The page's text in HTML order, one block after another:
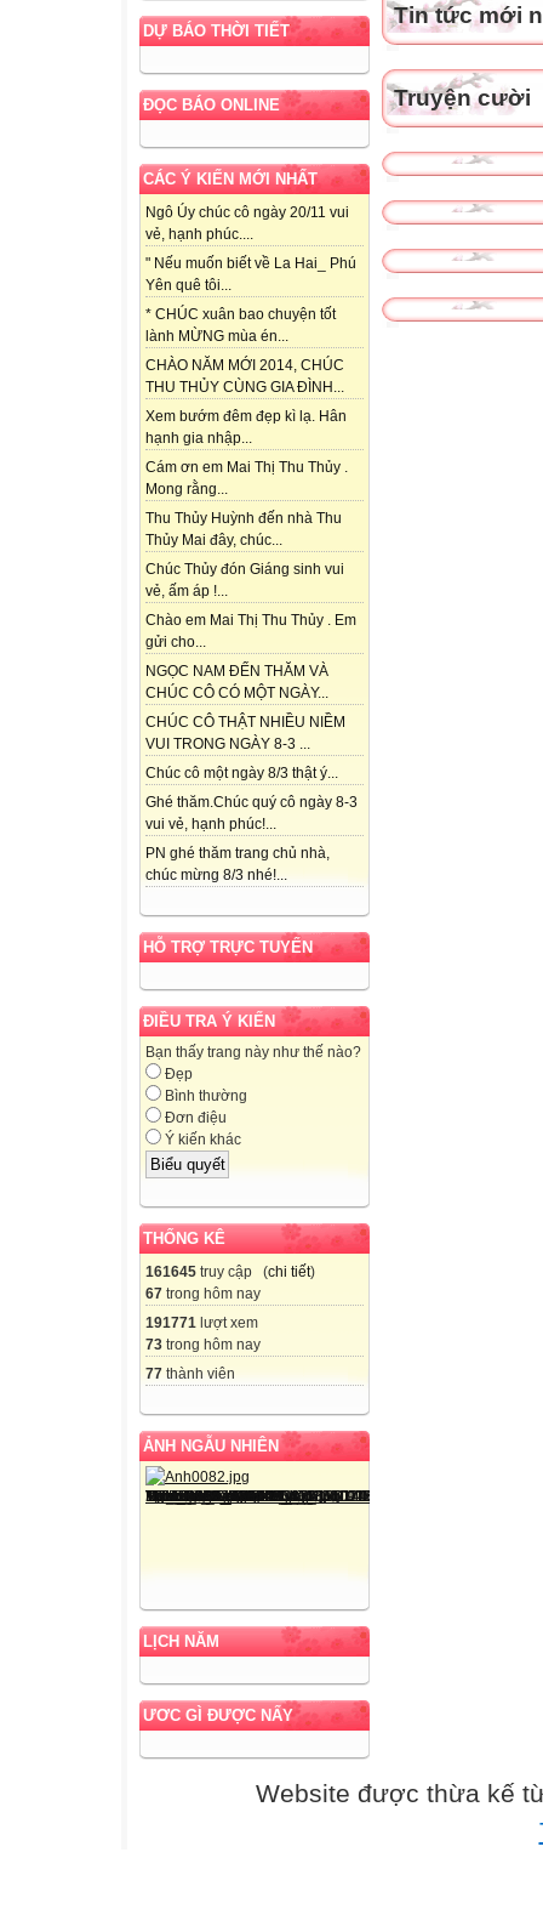
DỰ BÁO THỜI TIẾT
ĐỌC BÁO ONLINE
CÁC Ý KIẾN MỚI NHẤT
Ngô Úy chúc cô ngày 20/11 vui
vẻ, hạnh phúc....
" Nếu muốn biết về La Hai_ Phú
Yên quê tôi...
* CHÚC xuân bao chuyện tốt
lành MỪNG mùa én...
CHÀO NĂM MỚI 2014, CHÚC
THU THỦY CÙNG GIA ĐÌNH...
Xem bướm đêm đẹp kì lạ. Hân
hạnh gia nhập...
Cám ơn em Mai Thị Thu Thủy .
Mong rằng...
Thu Thủy Huỳnh đến nhà Thu
Thủy Mai đây, chúc...
Chúc Thủy đón Giáng sinh vui
vẻ, ấm áp !...
Chào em Mai Thị Thu Thủy . Em
gửi cho...
NGỌC NAM ĐẾN THĂM VÀ
CHÚC CÔ CÓ MỘT NGÀY...
CHÚC CÔ THẬT NHIỀU NIỀM
VUI TRONG NGÀY 8-3 ...
Chúc cô một ngày 8/3 thật ý...
Ghé thăm.Chúc quý cô ngày 8-3
vui vẻ, hạnh phúc!...
PN ghé thăm trang chủ nhà,
chúc mừng 8/3 nhé!...
HỖ TRỢ TRỰC TUYẾN
ĐIỀU TRA Ý KIẾN
Bạn thấy trang này như thế nào?
Đẹp
Bình thường
Đơn điệu
Ý kiến khác
THỐNG KÊ
161645 truy cập (chi tiết)
67 trong hôm nay
191771 lượt xem
73 trong hôm nay
77 thành viên
ẢNH NGẪU NHIÊN
LỊCH NĂM
ƯƠC GÌ ĐƯỢC NẤY
Tin tức mới
Truyện cười
Website được thừa kế